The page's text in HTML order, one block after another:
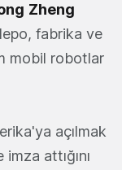
Zheng
fabrika ve
mobil robotlar
açılmak
attığını